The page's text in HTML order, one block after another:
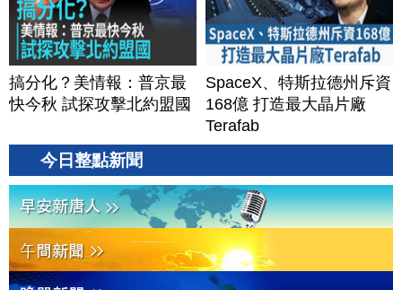
搞分化？美情報：普京最
快今秋 試探攻擊北約盟國
SpaceX、特斯拉德州斥資
168億 打造最大晶片廠
Terafab
今日整點新聞